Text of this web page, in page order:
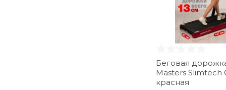
Беговая
Masters Slimtech
красная